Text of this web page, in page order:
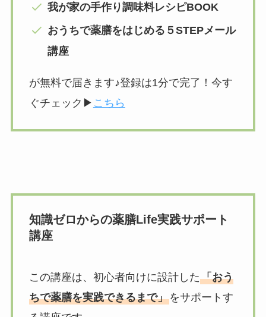
我が家の手作り調味料レシピBOOK
おうちで薬膳をはじめる５STEPメール
講座
が無料で届きます♪登録は1分で完了！今す
ぐチェック▶︎ こちら
知識ゼロからの薬膳Life実践サポート
講座
この講座は、初心者向けに設計した「おう
ちで薬膳を実践できるまで」をサポートす